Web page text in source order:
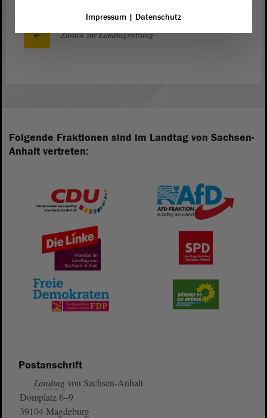
Zurück zur Landtagssitzung
Folgende Fraktionen sind im Landtag von Sachsen-
Anhalt vertreten:
Postanschrift
Landtag von Sachsen-Anhalt
Domplatz 6–9
39104 Magdeburg
Impressum| Datenschutz